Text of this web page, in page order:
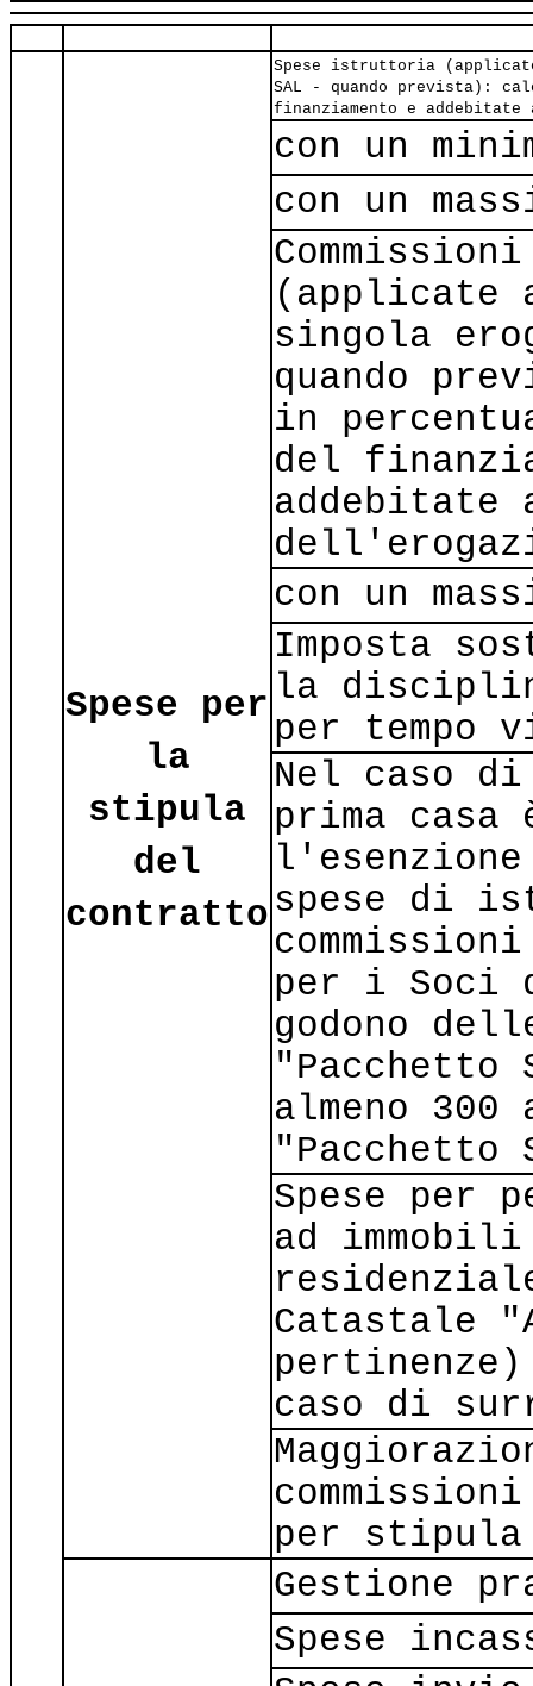
Spese per
la
stipula
del
contratto
Spese istruttoria
SAL - quando prevista):
finanziamento e
con un
con un
(applicate
singola
quando
in
del
con un
Imposta
la
per tempo
Nel caso
prima casa
spese di
per i Soci
godono
"Pacchetto
almeno
"Pacchetto
Spese per
ad
Catastale
caso di
per
Gestione
Spese